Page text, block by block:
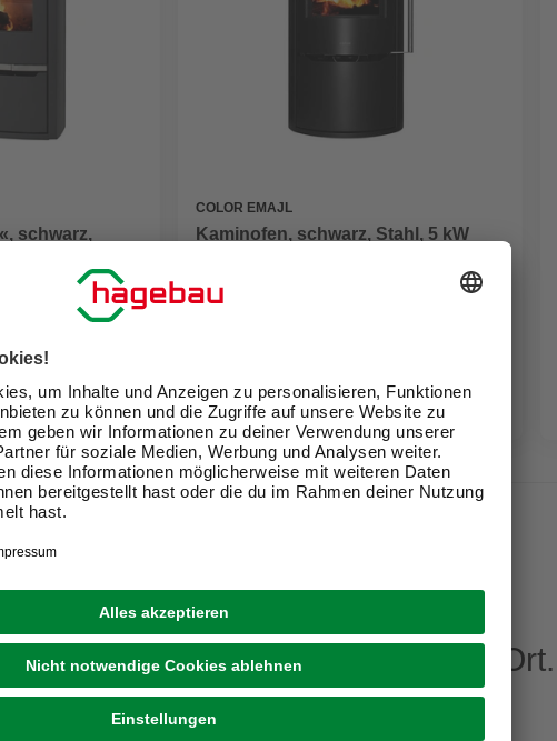
schwarz,
COLOR EMAJL
Kaminofen, schwarz, Stahl, 5 kW
999,00 €
Zustellung 10.08. - 12.08.
Zuhause zu einem schöneren Ort.